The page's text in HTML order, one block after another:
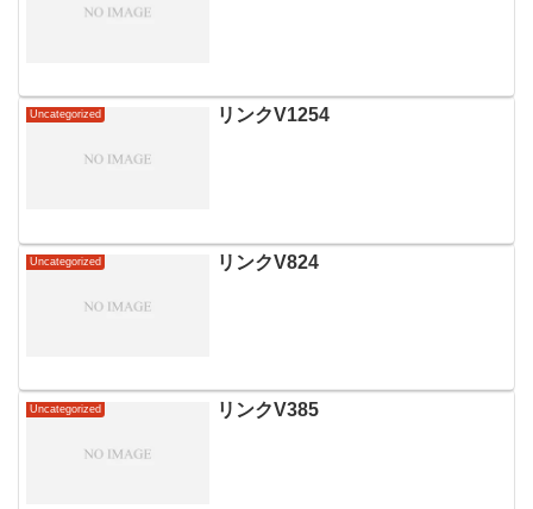
Uncategorized リンクV1254
Uncategorized リンクV824
Uncategorized リンクV385